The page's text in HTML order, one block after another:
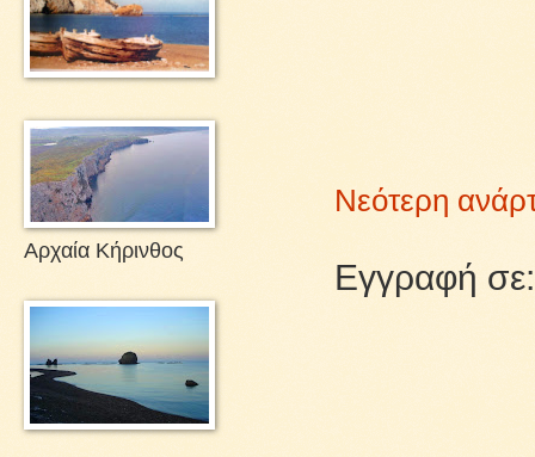
Νεότερη
Εγγραφή
Αρχαία Κήρινθος